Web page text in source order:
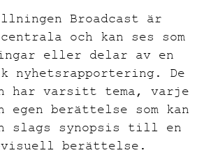
Broadcast är
och kan ses som
eller delar av en
De
har varsitt tema, varje
egen berättelse som kan
slags synopsis till en
berättelse.